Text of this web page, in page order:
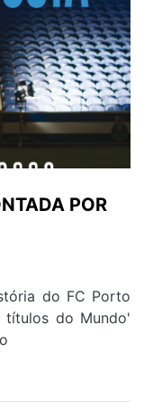
POR
do FC Porto
títulos do Mundo'